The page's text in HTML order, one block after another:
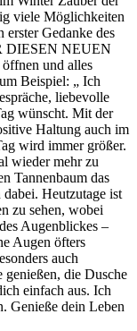
viele Möglichkeiten
erster Gedanke des
DIESEN NEUEN
und alles
Beispiel: „ Ich
liebevolle
wünscht. Mit der
Haltung auch im
wird immer größer.
wieder mehr zu
Tannenbaum das
Heutzutage ist
zu sehen, wobei
Augenblickes –
Augen öfters
auch
die Dusche
einfach aus. Ich
Genieße dein Leben